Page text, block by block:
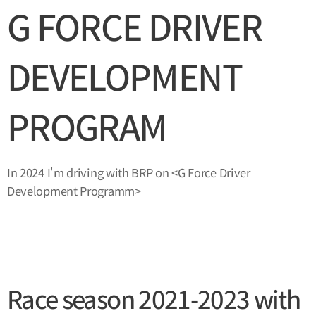
G FORCE DRIVER
DEVELOPMENT
PROGRAM
In 2024 I'm driving with BRP on <G Force Driver
Development Programm>
Race season 2021-2023 with